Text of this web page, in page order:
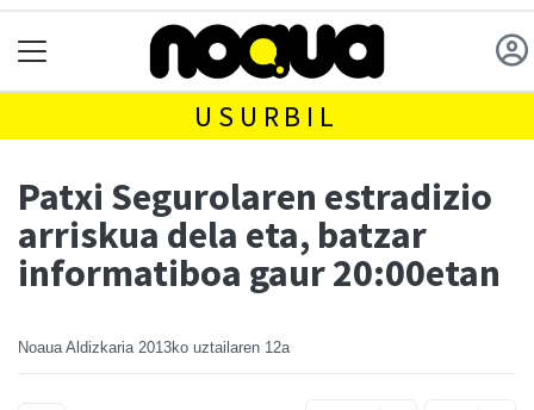
USURBIL
Patxi Segurolaren estradizio
arriskua dela eta, batzar
informatiboa gaur 20:00etan
Noaua Aldizkaria 2013ko uztailaren 12a